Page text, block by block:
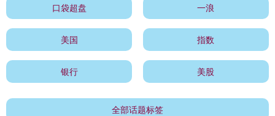
口袋超盘 一浪
美国 指数
银行 美股
全部话题标签